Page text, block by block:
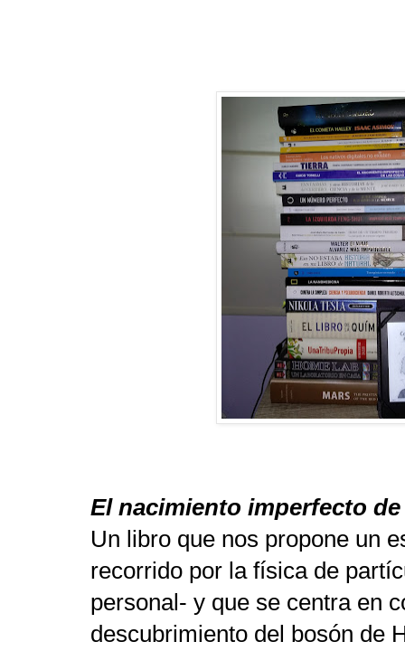
El nacimiento imperfecto
Un libro que nos propone un
recorrido por la física de
personal- y que se centra en
descubrimiento del bosón de